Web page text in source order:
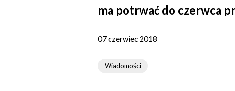
ma potrwać do czerwca
07 czerwiec 2018
Wiadomości